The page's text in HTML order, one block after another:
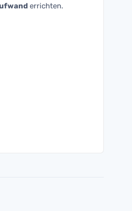
errichten.